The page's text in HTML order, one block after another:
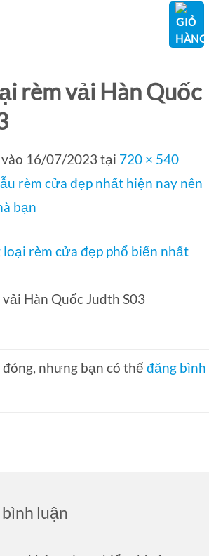
rèm vải Hàn Quốc
16/07/2023 tại 720 × 540
rèm cửa đẹp nhất hiện nay nên
bạn
Hàn Quốc Judth S03
đóng, nhưng bạn có thể đăng bình
luận